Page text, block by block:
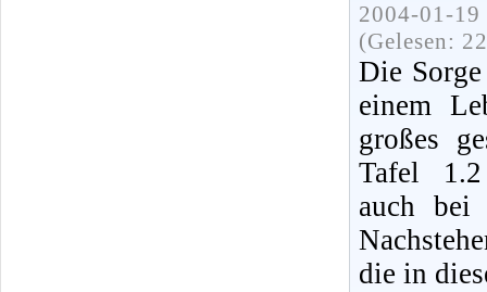
2004-01-
(Gelesen:
Die
einem
großes
Tafel 1.2
auch bei
die in